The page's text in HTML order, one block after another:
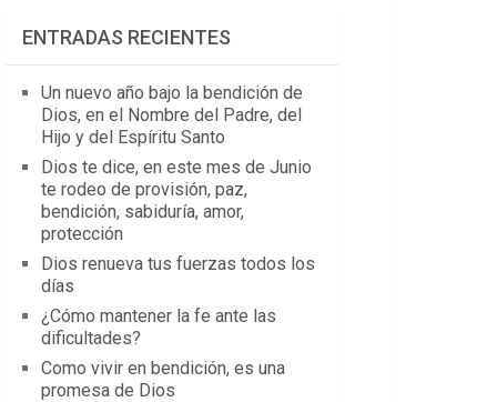
ENTRADAS RECIENTES
Un nuevo año bajo la bendición de
Dios, en el Nombre del Padre, del
Hijo y del Espíritu Santo
Dios te dice, en este mes de Junio
te rodeo de provisión, paz,
bendición, sabiduría, amor,
protección
Dios renueva tus fuerzas todos los
días
¿Cómo mantener la fe ante las
dificultades?
Como vivir en bendición, es una
promesa de Dios